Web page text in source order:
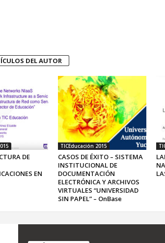
DEL AUTOR
DE
EN
TICEducación 2015
CASOS DE ÉXITO – SISTEMA
INSTITUCIONAL DE
DOCUMENTACIÓN
ELECTRÓNICA Y ARCHIVOS
VIRTUALES “UNIVERSIDAD
SIN PAPEL” – OnBase